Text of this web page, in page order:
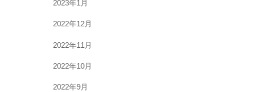
2023年1月
2022年12月
2022年11月
2022年10月
2022年9月